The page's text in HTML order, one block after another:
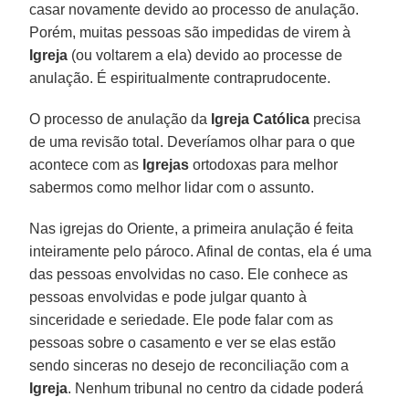
casar novamente devido ao processo de anulação.
Porém, muitas pessoas são impedidas de virem à
Igreja (ou voltarem a ela) devido ao processe de
anulação. É espiritualmente contraprudocente.
O processo de anulação da Igreja Católica precisa
de uma revisão total. Deveríamos olhar para o que
acontece com as Igrejas ortodoxas para melhor
sabermos como melhor lidar com o assunto.
Nas igrejas do Oriente, a primeira anulação é feita
inteiramente pelo pároco. Afinal de contas, ela é uma
das pessoas envolvidas no caso. Ele conhece as
pessoas envolvidas e pode julgar quanto à
sinceridade e seriedade. Ele pode falar com as
pessoas sobre o casamento e ver se elas estão
sendo sinceras no desejo de reconciliação com a
Igreja. Nenhum tribunal no centro da cidade poderá